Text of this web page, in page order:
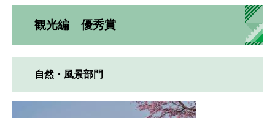
観光編 優秀賞
自然・風景部門